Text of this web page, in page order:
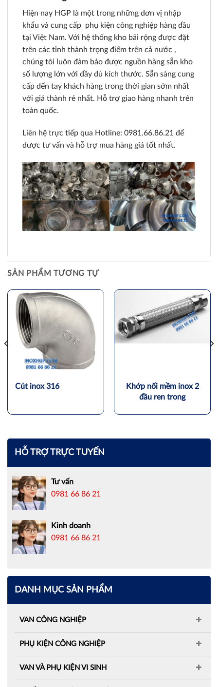
Hiện nay HGP là một trong những đơn vị nhập
khẩu và cung cấp phụ kiện công nghiệp hàng đầu
tại Việt Nam. Với hệ thống kho bãi rộng được đặt
trên các tỉnh thành trọng điểm trên cả nước ,
chúng tôi luôn đảm bảo được nguồn hàng sẵn kho
số lượng lớn với đầy đủ kích thước. Sẵn sàng cung
cấp đến tay khách hàng trong thời gian sớm nhất
với giá thành rẻ nhất. Hỗ trợ giao hàng nhanh trên
toàn quốc.
Liên hệ trực tiếp qua Hotline: 0981.66.86.21 để
được tư vấn và hỗ trợ mua hàng giá tốt nhất.
SẢN PHẨM TƯƠNG TỰ
Cút inox 316
Khớp nối mềm inox 2
đầu ren trong
HỖ TRỢ TRỰC TUYẾN
Tư vấn
0981 66 86 21
Kinh doanh
0981 66 86 21
DANH MỤC SẢN PHẨM
VAN CÔNG NGHIỆP
PHỤ KIỆN CÔNG NGHIỆP
VAN VÀ PHỤ KIỆN VI SINH